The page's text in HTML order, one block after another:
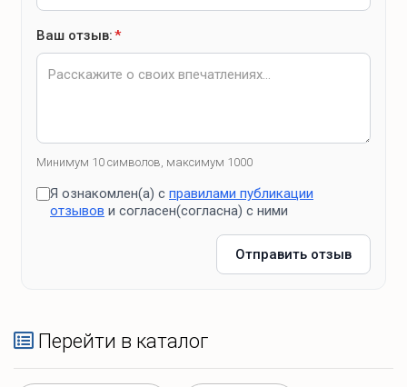
Ваш отзыв:*
Минимум 10 символов, максимум 1000
Я ознакомлен(а) с правилами публикации
отзывов и согласен(согласна) с ними
Отправить отзыв
Перейти в каталог